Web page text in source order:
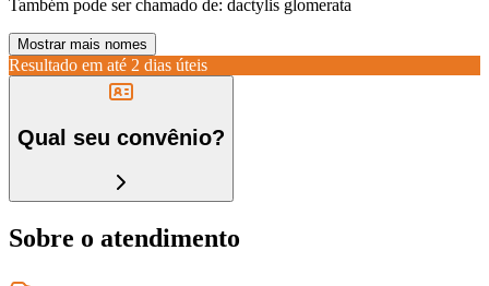
Também pode ser chamado de: dactylis glomerata
Mostrar mais nomes
Resultado em até 2 dias úteis
Qual seu convênio?
Sobre o atendimento